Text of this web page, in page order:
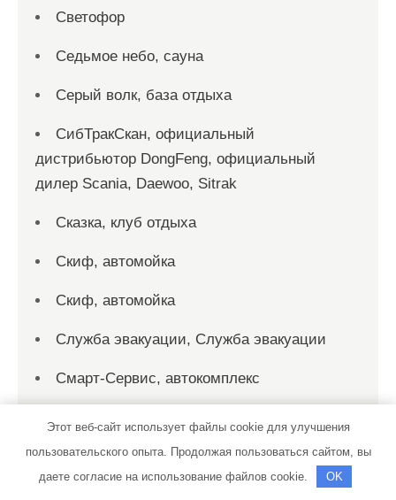
Светофор
Седьмое небо, сауна
Серый волк, база отдыха
СибТракСкан, официальный
дистрибьютор DongFeng, официальный
дилер Scania, Daewoo, Sitrak
Сказка, клуб отдыха
Скиф, автомойка
Скиф, автомойка
Служба эвакуации, Служба эвакуации
Смарт-Сервис, автокомплекс
СТО
Этот веб-сайт использует файлы cookie для улучшения
пользовательского опыта. Продолжая пользоваться сайтом, вы
даете согласие на использование файлов cookie.
OK